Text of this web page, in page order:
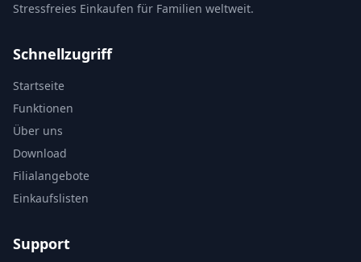
Stressfreies Einkaufen für Familien weltweit.
Schnellzugriff
Startseite
Funktionen
Über uns
Download
Filialangebote
Einkaufslisten
Support